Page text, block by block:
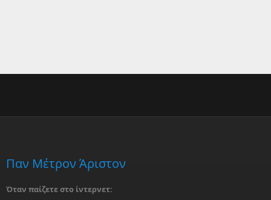
Παν Μέτρον Άριστον
Όταν παίζετε στο ίντερνετ: